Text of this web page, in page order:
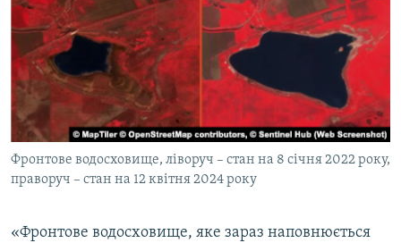
Фронтове водосховище, ліворуч – стан на 8 січня 2022 року,
праворуч – стан на 12 квітня 2024 року
«‎Фронтове водосховище, яке зараз наповнюється